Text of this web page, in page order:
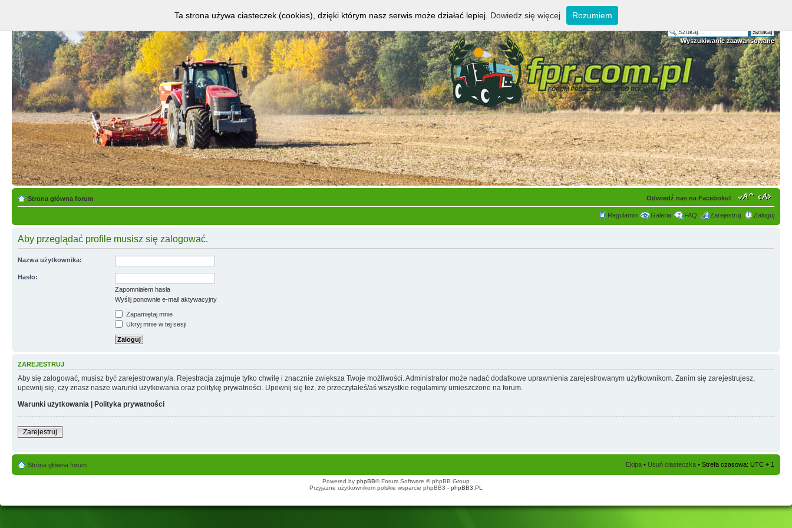
Wyszukiwanie zaawansowane
Strona główna forum Odwiedź nas na Faceboku!
Regulamin Galeria FAQ Zarejestruj Zaloguj
Aby przeglądać profile musisz się zalogować.
Nazwa użytkownika:
Hasło:
Zapomniałem hasła
Wyślij ponownie e-mail aktywacyjny
Zapamiętaj mnie
Ukryj mnie w tej sesji
ZAREJESTRUJ
Aby się zalogować, musisz być zarejestrowany/a. Rejestracja zajmuje tylko chwilę i znacznie zwiększa Twoje możliwości. Administrator może nadać dodatkowe uprawnienia zarejestrowanym użytkownikom. Zanim się zarejestrujesz,
upewnij się, czy znasz nasze warunki użytkowania oraz politykę prywatności. Upewnij się też, że przeczytałeś/aś wszystkie regulaminy umieszczone na forum.
Warunki użytkowania | Polityka prywatności
Zarejestruj
Strona główna forum Ekipa • Usuń ciasteczka • Strefa czasowa: UTC + 1
Powered by phpBB® Forum Software © phpBB Group
Przyjazne użytkownikom polskie wsparcie phpBB3 - phpBB3.PL
Ta strona używa ciasteczek (cookies), dzięki którym nasz serwis może działać lepiej. Dowiedz się więcej Rozumiem